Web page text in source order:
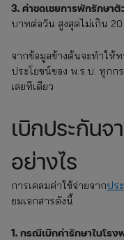
3. ค่าชดเชยการพักรักษาตั
บาทต่อวัน สูงสุดไม่เกิน
จากข้อมูลข้างต้นจะทำให้
ประโยชน์ของ พ.ร.บ. ทุก
เลยทีเดียว
เบิกประกัน
อย่างไร
การเคลมค่าใช้จ่ายจากปร
ยมเอกสารดังนี้
1. กรณีเบิกค่ารักษาในโรง